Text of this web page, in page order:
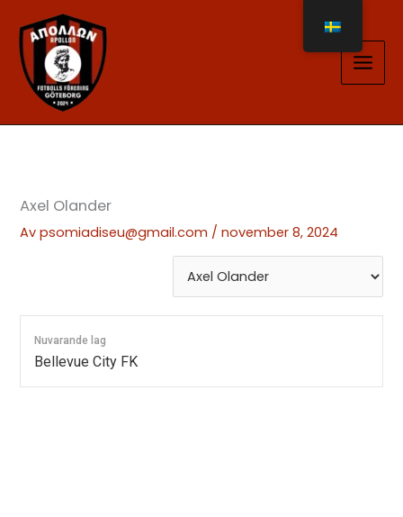
innehåll
Axel Olander
Avpsomiadiseu@gmail.com /november 8, 2024
Nuvarande lag
Bellevue City FK